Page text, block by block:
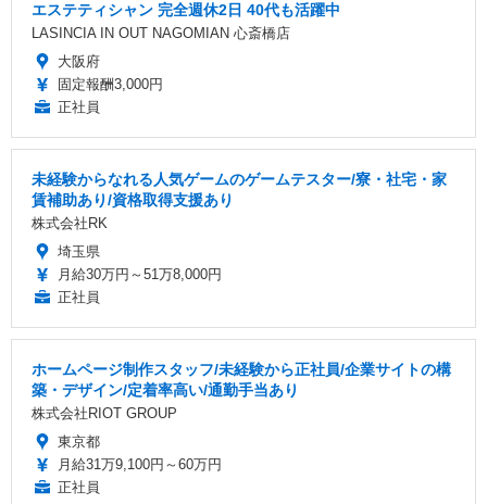
エステティシャン 完全週休2日 40代も活躍中
LASINCIA IN OUT NAGOMIAN 心斎橋店
大阪府
固定報酬3,000円
正社員
未経験からなれる人気ゲームのゲームテスター/寮・社宅・家
賃補助あり/資格取得支援あり
株式会社RK
埼玉県
月給30万円～51万8,000円
正社員
ホームページ制作スタッフ/未経験から正社員/企業サイトの構
築・デザイン/定着率高い/通勤手当あり
株式会社RIOT GROUP
東京都
月給31万9,100円～60万円
正社員